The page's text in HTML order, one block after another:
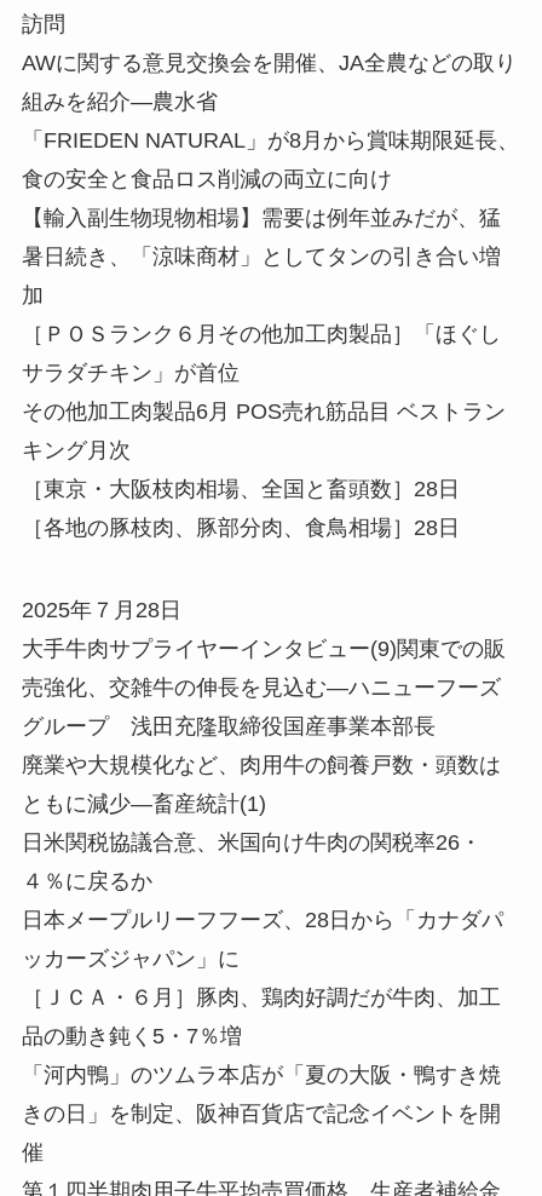
訪問
AWに関する意見交換会を開催、JA全農などの取り
組みを紹介—農水省
「FRIEDEN NATURAL」が8月から賞味期限延長、
食の安全と食品ロス削減の両立に向け
【輸入副生物現物相場】需要は例年並みだが、猛
暑日続き、「涼味商材」としてタンの引き合い増
加
［ＰＯＳランク６月その他加工肉製品］「ほぐし
サラダチキン」が首位
その他加工肉製品6月 POS売れ筋品目 ベストラン
キング月次
［東京・大阪枝肉相場、全国と畜頭数］28日
［各地の豚枝肉、豚部分肉、食鳥相場］28日
2025年７月28日
大手牛肉サプライヤーインタビュー(9)関東での販
売強化、交雑牛の伸長を見込む—ハニューフーズ
グループ 浅田充隆取締役国産事業本部長
廃業や大規模化など、肉用牛の飼養戸数・頭数は
ともに減少—畜産統計(1)
日米関税協議合意、米国向け牛肉の関税率26・
４％に戻るか
日本メープルリーフフーズ、28日から「カナダパ
ッカーズジャパン」に
［ＪＣＡ・６月］豚肉、鶏肉好調だが牛肉、加工
品の動き鈍く5・7％増
「河内鴨」のツムラ本店が「夏の大阪・鴨すき焼
きの日」を制定、阪神百貨店で記念イベントを開
催
第１四半期肉用子牛平均売買価格、生産者補給金